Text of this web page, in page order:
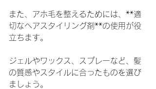
また、アホ毛を整えるためには、**適
切なヘアスタイリング剤**の使用が役
立ちます。
ジェルやワックス、スプレーなど、髪
の質感やスタイルに合ったものを選び
ましょう。